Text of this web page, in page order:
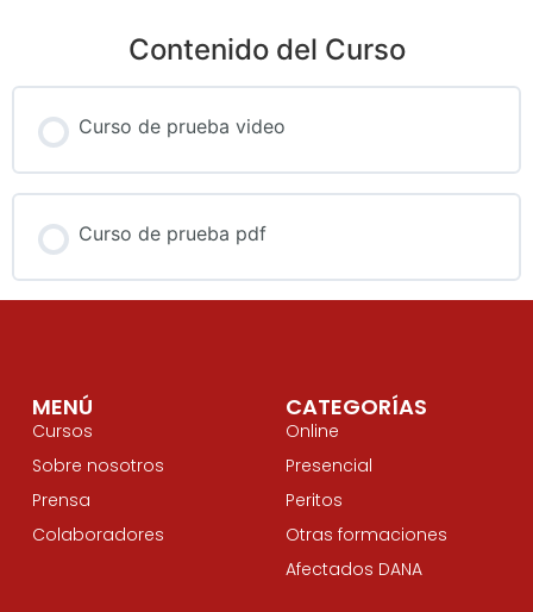
Contenido del Curso
Curso de prueba video
Curso de prueba pdf
MENÚ
Cursos
Sobre nosotros
Prensa
Colaboradores
CATEGORÍAS
Online
Presencial
Peritos
Otras formaciones
Afectados DANA